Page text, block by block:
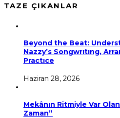
TAZE ÇIKANLAR
Beyond the Beat:
Nazzy’s Songwrıtıng,
Practıce
Haziran 28, 2026
Mekânın Ritmiyle Var
Zaman”